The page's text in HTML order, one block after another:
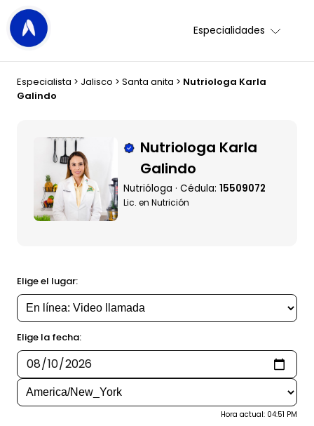
Especialidades
Especialista > Jalisco > Santa anita > Nutriologa Karla
Galindo
Nutriologa Karla
Galindo
Nutrióloga · Cédula: 15509072
Lic. en Nutrición
Elige el lugar:
Elige la fecha:
Hora actual: 04:51 PM